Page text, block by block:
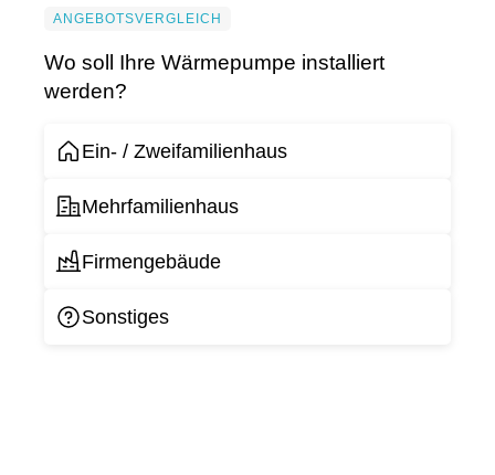
ANGEBOTSVERGLEICH
Wo soll Ihre Wärmepumpe installiert
werden?
Ein- / Zweifamilienhaus
Mehrfamilienhaus
Firmengebäude
Sonstiges